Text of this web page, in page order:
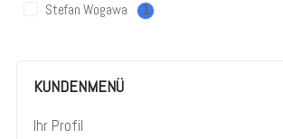
Stefan Wogawa 1
KUNDENMENÜ
Ihr Profil